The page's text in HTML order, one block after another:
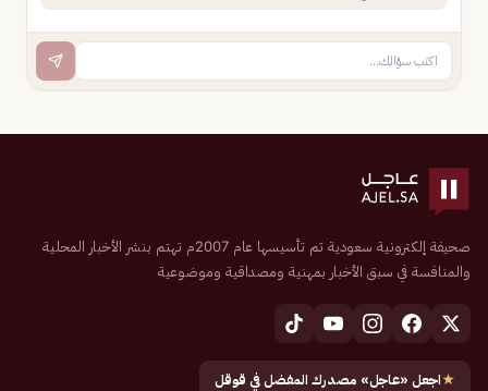
صحيفة إلكترونية سعودية تم تأسيسها عام 2007م تهتم بنشر الأخبار المحلية
والمنافسة في سبق الأخبار بمهنية ومصداقية وموضوعية
★اجعل «عاجل» مصدرك المفضل في قوقل